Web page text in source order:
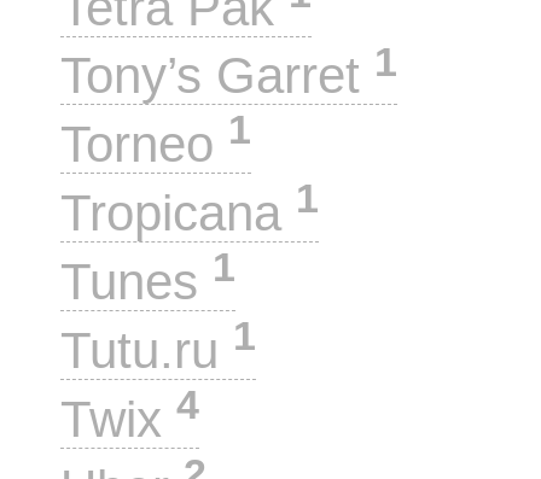
Tony’s Garret 1
Torneo 1
Tropicana 1
Tunes 1
Tutu.ru 1
Twix 4